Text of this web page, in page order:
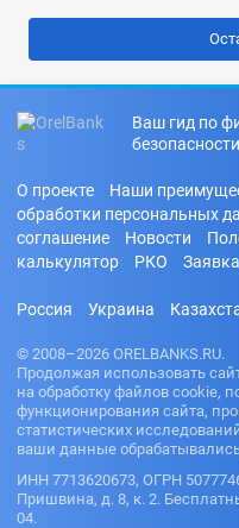
Ваш гид по
безопасности
О проекте Наши
обработки персональных
соглашение
Новости
калькулятор
РКО
Россия Украина
© 2008–2026 ORELBANKS.RU.
Продолжая использовать
на обработку файлов cookie,
функционирования сайта,
статистических
ваши данные
ИНН 7713620673, ОГРН
Пришвина, д. 8, к. 2.
04.